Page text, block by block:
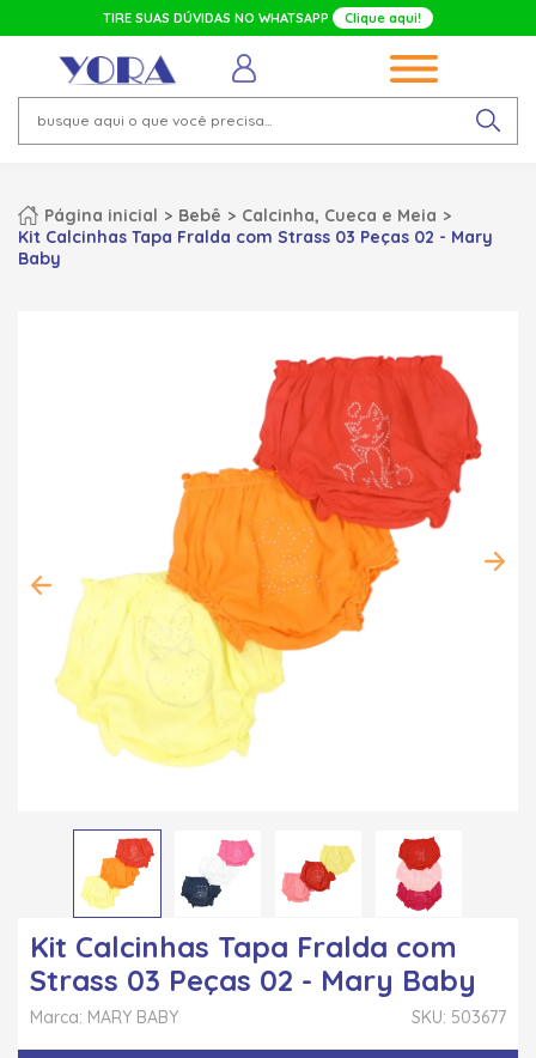
TIRE SUAS DÚVIDAS NO WHATSAPP Clique aqui!
Página inicial Bebê
Calcinha, Cueca e Meia
Kit Calcinhas Tapa Fralda com Strass 03 Peças 02 - Mary
Baby
Kit Calcinhas Tapa Fralda com
Strass 03 Peças 02 - Mary Baby
SKU: 503677
Marca: MARY BABY